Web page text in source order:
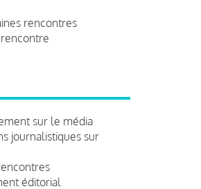
rencontres
sur le média
journalistiques sur
éditorial